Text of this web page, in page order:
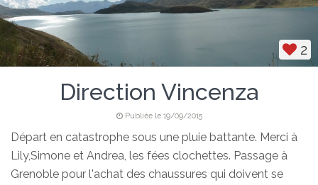
2
Direction Vincenza
Publiée le 19/09/2015
Départ en catastrophe sous une pluie battante. Merci à
Lily,Simone et Andrea, les fées clochettes. Passage à
Grenoble pour l'achat des chaussures qui doivent se